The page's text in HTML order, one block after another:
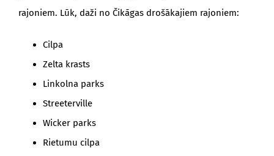
rajoniem. Lūk, daži no Čikāgas drošākajiem rajoniem:
Cilpa
Zelta krasts
Linkolna parks
Streeterville
Wicker parks
Rietumu cilpa